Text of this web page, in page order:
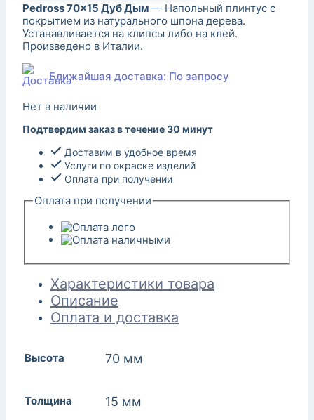
Pedross 70×15 Дуб Дым — Напольный плинтус с
покрытием из натурального шпона дерева.
Устанавливается на клипсы либо на клей.
Произведено в Италии.
Ближайшая доставка: По запросу
Нет в наличии
Подтвердим заказ в течение 30 минут
Доставим в удобное время
Услуги по окраске изделий
Оплата при получении
Оплата при получении
Характеристики товара
Описание
Оплата и доставка
Высота 70 мм
Толщина 15 мм